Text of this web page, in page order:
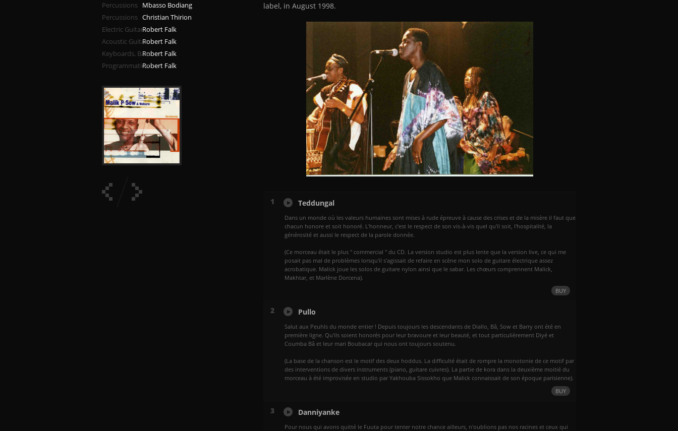
Percussions Mbasso Bodiang
Percussions Christian Thirion
Electric GuitarRobert Falk
Acoustic GuitarRobert Falk
Keyboards, BassRobert Falk
ProgrammationRobert Falk
label, in August 1998.
1 Teddungal
Dans un monde où les valeurs humaines sont mises à rude épreuve à cause des crises et de la misère il faut que
chacun honore et soit honoré. L'honneur, c'est le respect de son vis-à-vis quel qu'il soit, l'hospitalité, la
générosité et aussi le respect de la parole donnée.
(Ce morceau était le plus " commercial " du CD. La version studio est plus lente que la version live, ce qui me
posait pas mal de problèmes lorsqu'il s'agissait de refaire en scène mon solo de guitare électrique assez
acrobatique. Malick joue les solos de guitare nylon ainsi que le sabar. Les chœurs comprennent Malick,
Makhtar, et Marlène Dorcena).
BUY
2 Pullo
Salut aux Peuhls du monde entier ! Depuis toujours les descendants de Diallo, Bâ, Sow et Barry ont été en
première ligne. Qu'ils soient honorés pour leur bravoure et leur beauté, et tout particulièrement Diyé et
Coumba Bâ et leur mari Boubacar qui nous ont toujours soutenu.
(La base de la chanson est le motif des deux hoddus. La difficulté était de rompre la monotonie de ce motif par
des interventions de divers instruments (piano, guitare cuivres). La partie de kora dans la deuxième moitié du
morceau à été improvisée en studio par Yakhouba Sissokho que Malick connaissait de son époque parisienne).
BUY
3 Danniyanke
Pour nous qui avons quitté le Fuuta pour tenter notre chance ailleurs, n'oublions pas nos racines et ceux qui